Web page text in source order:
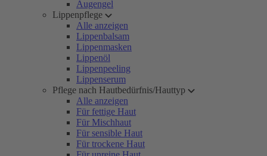
Augengel
Lippenpflege
Alle anzeigen
Lippenbalsam
Lippenmasken
Lippenöl
Lippenpeeling
Lippenserum
Pflege nach Hautbedürfnis/Hauttyp
Alle anzeigen
Für fettige Haut
Für Mischhaut
Für sensible Haut
Für trockene Haut